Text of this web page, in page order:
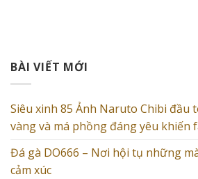
BÀI VIẾT MỚI
Siêu xinh 85 Ảnh Naruto Chibi đầu
vàng và má phồng đáng yêu khiến
Đá gà DO666 – Nơi hội tụ những
cảm xúc